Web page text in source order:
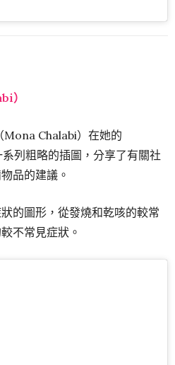
）
Mona Chalabi）在她的
列粗略的插圖，分享了有關社
品的建議。
的圖形，從發燒和乾咳的較常
不常見症狀。